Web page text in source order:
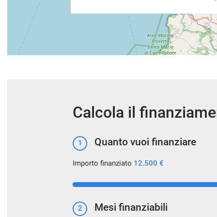
Calcola il
1 Quanto vuoi finanziare
Importo finanziato 12.500 €
2 Mesi finanziabili